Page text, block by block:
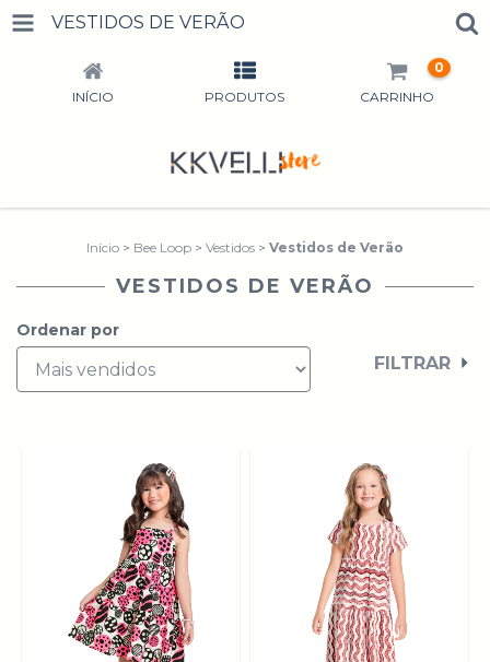
VESTIDOS DE VERÃO
INÍCIO PRODUTOS CARRINHO
0
Início > Bee Loop > Vestidos > Vestidos de Verão
VESTIDOS DE VERÃO
Ordenar por
FILTRAR